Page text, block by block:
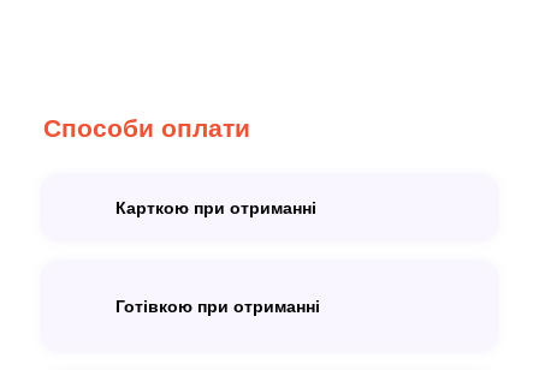
Способи оплати
Карткою при отриманні
Готівкою при отриманні